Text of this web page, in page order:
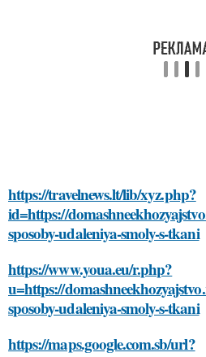
https://travelnews.lt/lib/xyz.php?
id=https://
sposoby-udaleniya-smoly-s-tkani
https://www.youa.eu/r.php?
u=https://
sposoby-udaleniya-smoly-s-tkani
https://maps.google.com.sb/url?